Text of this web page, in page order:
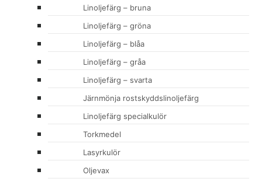
Linoljefärg – bruna
Linoljefärg – gröna
Linoljefärg – blåa
Linoljefärg – gråa
Linoljefärg – svarta
Järnmönja rostskyddslinoljefärg
Linoljefärg specialkulör
Torkmedel
Lasyrkulör
Oljevax